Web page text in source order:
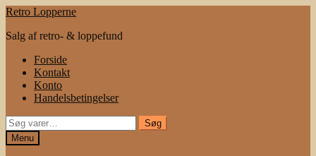
Spring
navigation
Spring
indhold
Retro Lopperne
Salg af retro- & loppefund
Forside
Kontakt
Konto
Handelsbetingelser
Søg
efter:
Søg
Menu